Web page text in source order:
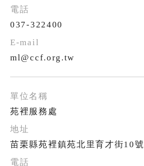
037-322400
ml@ccf.org.tw
苑裡服務處
苗栗縣苑裡鎮苑北里育才街10號